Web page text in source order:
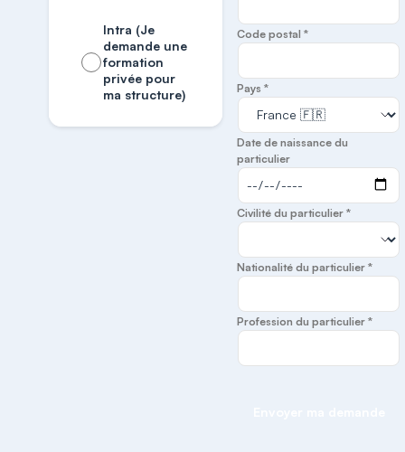
Intra (Je
demande une
formation
privée pour
ma structure)
Code postal *
Pays *
Date de naissance du
particulier
Civilité du particulier *
Nationalité du particulier *
Profession du particulier *